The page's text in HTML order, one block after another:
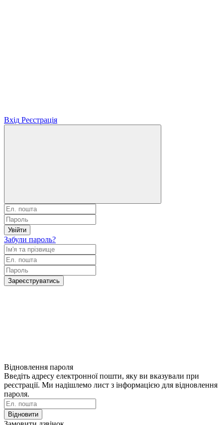
Вхід Реєстрація
Увійти
Забули пароль?
Зареєструватись
Відновлення пароля
Введіть адресу електронної пошти, яку ви вказували при
реєстрації. Ми надішлемо лист з інформацією для відновлення
пароля.
Відновити